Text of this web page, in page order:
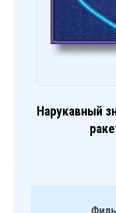
Нарукавный